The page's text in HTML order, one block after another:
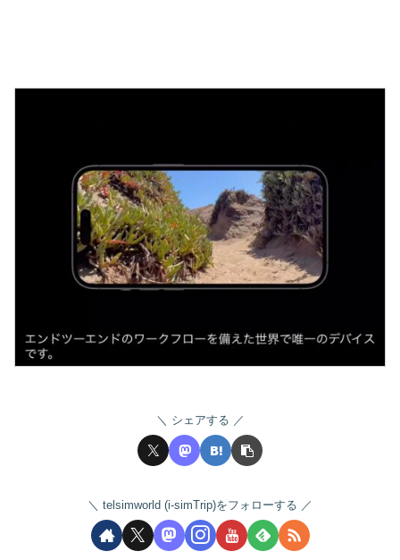
シェアする
telsimworld (i-simTrip)をフォローする